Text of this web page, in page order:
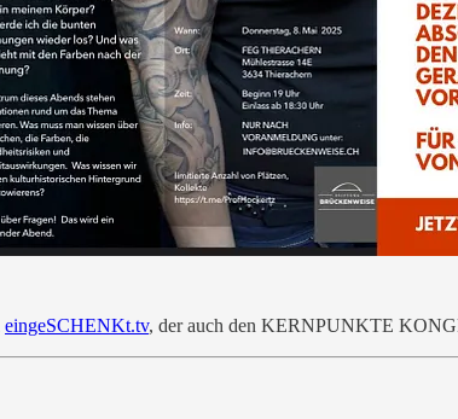
eingeSCHENKt.tv, der auch den KERNPUNKTE